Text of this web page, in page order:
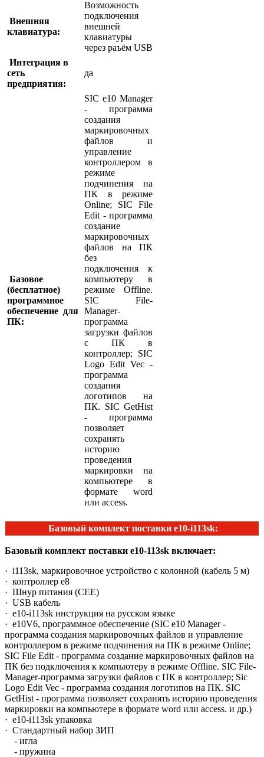
Внешняя
клавиатура:
Возможность
подключения
внешней
клавиатуры
через раъём USB
Интеграция в
сеть
предприятия:
да
Базовое
(бесплатное)
программное
обеспечение для
ПК:
SIC e10 Manager
- программа
создания
маркировочных
файлов и
управление
контроллером в
режиме
подчинения на
ПК в режиме
Online; SIC File
Edit - программа
создание
маркировочных
файлов на ПК
без
подключения к
компьютеру в
режиме Offline.
SIC File-
Manager-
программа
загрузки файлов
с ПК в
контроллер; SIC
Logo Edit Vec -
программа
создания
логотипов на
ПК. SIC GetHist
- программа
позволяет
сохранять
историю
проведения
маркировки на
компьютере в
формате word
или access.
Базовый комплект поставки e10-i113sk:
Базовый комплект поставки e10-113sk включает:
· i113sk, маркировочное устройство с колонной (кабель 5 м)
· контроллер e8
· Шнур питания (СЕЕ)
· USB кабель
· е10-i113sk инструкция на русском языке
· e10V6, программное обеспечение (SIC e10 Manager -
программа создания маркировочных файлов и управление
контроллером в режиме подчинения на ПК в режиме Online;
SIC File Edit - программа создание маркировочных файлов на
ПК без подключения к компьютеру в режиме Offline. SIC File-
Manager-программа загрузки файлов с ПК в контроллер; Sic
Logo Edit Vec - программа создания логотипов на ПК. SIC
GetHist - программа позволяет сохранять историю проведения
маркировки на компьютере в формате word или access. и др.)
· е10-i113sk упаковка
· Стандартный набор ЗИП
- игла
- пружина